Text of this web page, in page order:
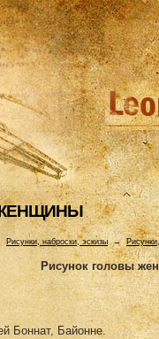
Рисунки, наброски, эскизы →
Рисунок головы
Боннат, Байонне.